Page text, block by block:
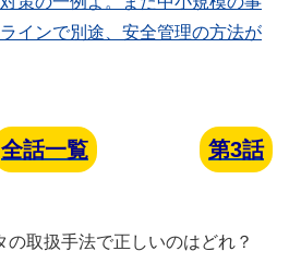
全話一覧 第3話